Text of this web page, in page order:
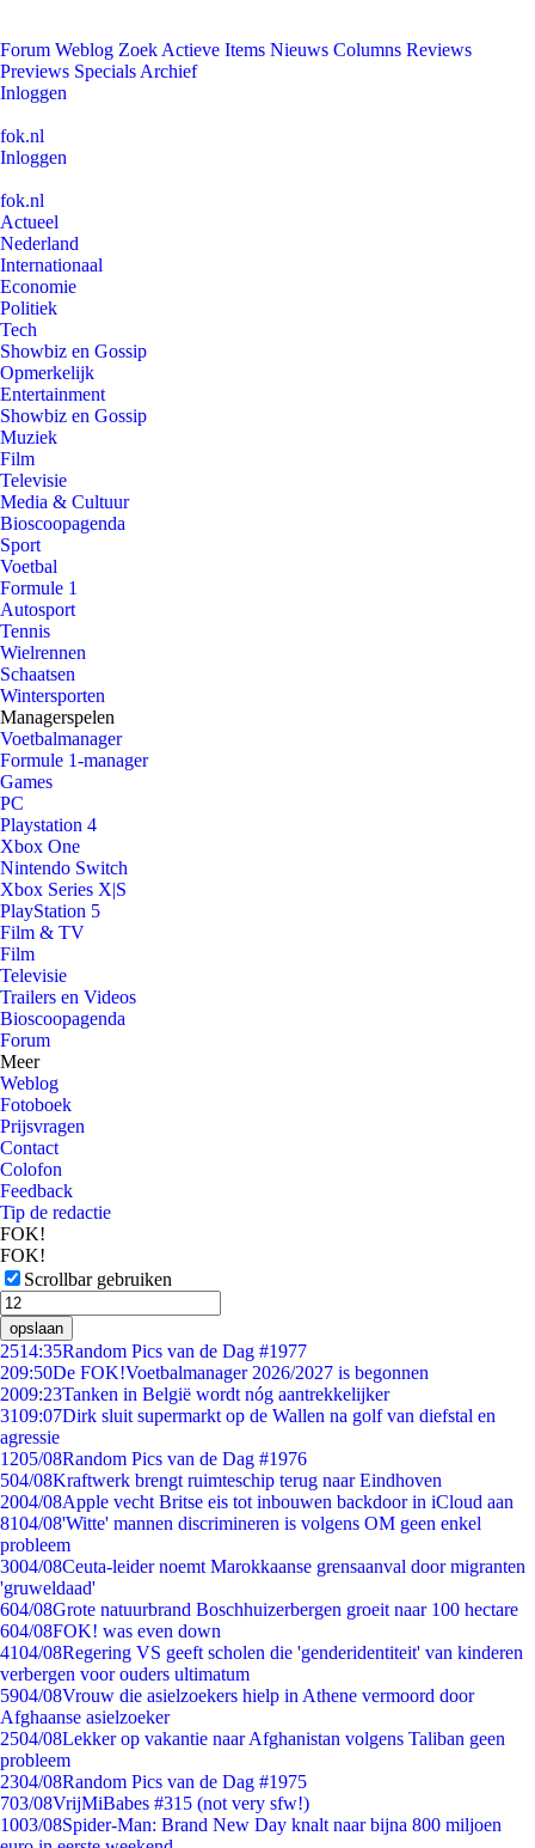
Forum Weblog Zoek Actieve Items Nieuws Columns Reviews
Previews Specials Archief
Inloggen
fok.nl
Inloggen
fok.nl
Actueel
Nederland
Internationaal
Economie
Politiek
Tech
Showbiz en Gossip
Opmerkelijk
Entertainment
Showbiz en Gossip
Muziek
Film
Televisie
Media & Cultuur
Bioscoopagenda
Sport
Voetbal
Formule 1
Autosport
Tennis
Wielrennen
Schaatsen
Wintersporten
Managerspelen
Voetbalmanager
Formule 1-manager
Games
PC
Playstation 4
Xbox One
Nintendo Switch
Xbox Series X|S
PlayStation 5
Film & TV
Film
Televisie
Trailers en Videos
Bioscoopagenda
Forum
Meer
Weblog
Fotoboek
Prijsvragen
Contact
Colofon
Feedback
Tip de redactie
FOK!
FOK!
Scrollbar gebruiken
opslaan
2514:35Random Pics van de Dag #1977
209:50De FOK!Voetbalmanager 2026/2027 is begonnen
2009:23Tanken in België wordt nóg aantrekkelijker
3109:07Dirk sluit supermarkt op de Wallen na golf van diefstal en
agressie
1205/08Random Pics van de Dag #1976
504/08Kraftwerk brengt ruimteschip terug naar Eindhoven
2004/08Apple vecht Britse eis tot inbouwen backdoor in iCloud aan
8104/08'Witte' mannen discrimineren is volgens OM geen enkel
probleem
3004/08Ceuta-leider noemt Marokkaanse grensaanval door migranten
'gruweldaad'
604/08Grote natuurbrand Boschhuizerbergen groeit naar 100 hectare
604/08FOK! was even down
4104/08Regering VS geeft scholen die 'genderidentiteit' van kinderen
verbergen voor ouders ultimatum
5904/08Vrouw die asielzoekers hielp in Athene vermoord door
Afghaanse asielzoeker
2504/08Lekker op vakantie naar Afghanistan volgens Taliban geen
probleem
2304/08Random Pics van de Dag #1975
703/08VrijMiBabes #315 (not very sfw!)
1003/08Spider-Man: Brand New Day knalt naar bijna 800 miljoen